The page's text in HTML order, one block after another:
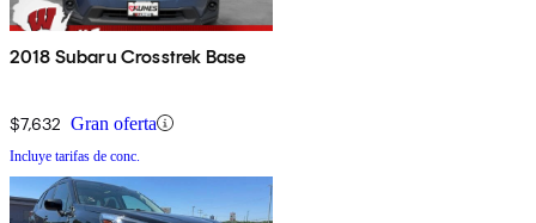
2018 Subaru Crosstrek Base
$7,632 Gran oferta
Incluye tarifas de conc.